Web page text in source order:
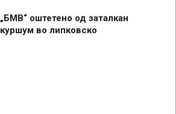
„БМВ“ оштетено од заталкан
куршум во липковско